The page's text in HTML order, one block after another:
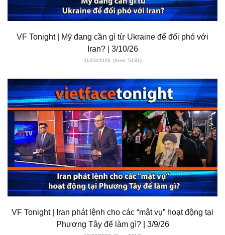
VF Tonight | Mỹ đang cần gì từ Ukraine để đối phó với
Iran? | 3/10/26
11/03/2026 (Xem: 5131)
VF Tonight | Iran phát lệnh cho các “mật vụ” hoạt động tại
Phương Tây để làm gì? | 3/9/26